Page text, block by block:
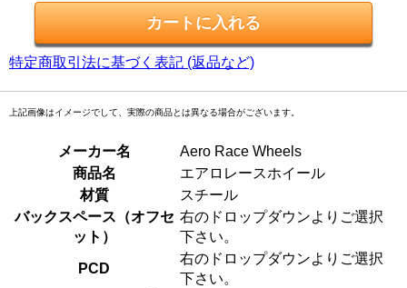
特定商取引法に基づく表記 (返品など)
上記画像はイメージでして、実際の商品とは異なる場合がございます。
メーカー名
Aero Race Wheels
商品名
エアロレースホイール
材質
スチール
バックスペース（オフセ
ット）
右のドロップダウンよりご選択
下さい。
PCD
右のドロップダウンよりご選択
下さい。